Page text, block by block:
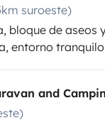
suroeste)
bloque de aseos
entorno tranquilo
and